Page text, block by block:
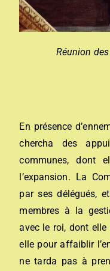
Réunion
En présence
chercha des
communes, dont
l’expansion. La
par ses délégués,
membres à la
avec le roi, dont
elle pour affaiblir
ne tarda pas à